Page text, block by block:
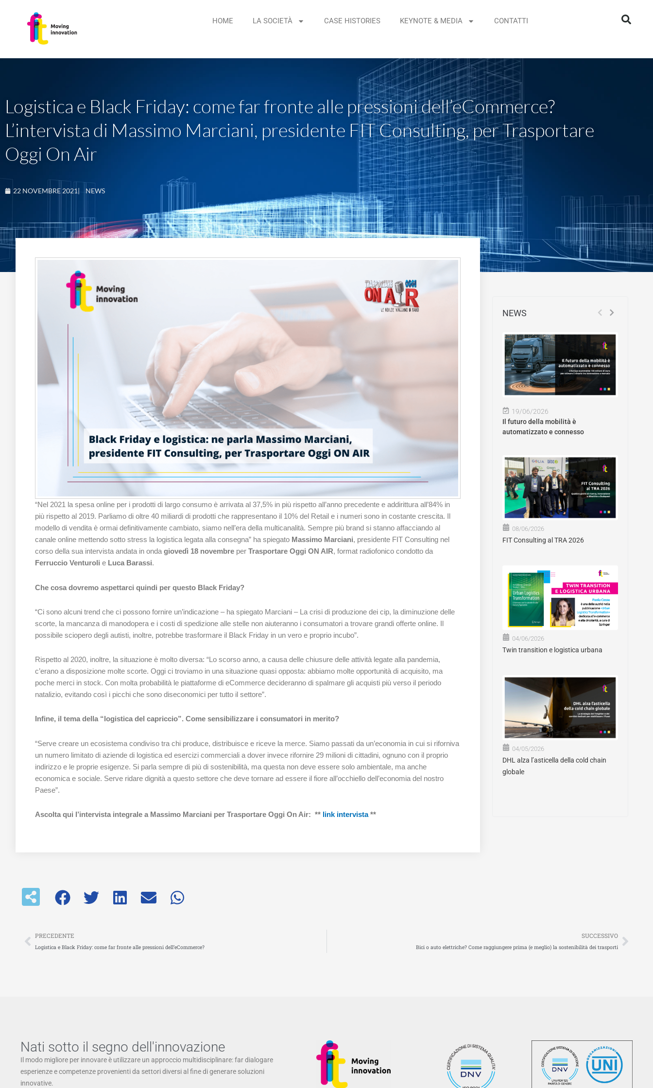
HOME LA SOCIETÀ CASE HISTORIES KEYNOTE & MEDIA CONTATTI
Logistica e Black Friday: come far fronte alle pressioni dell’eCommerce?
L’intervista di Massimo Marciani, presidente FIT Consulting, per Trasportare
Oggi On Air
22 NOVEMBRE 2021| NEWS
“Nel 2021 la spesa online per i prodotti di largo consumo è arrivata al 37,5% in più rispetto all’anno precedente e addirittura all’84% in
più rispetto al 2019. Parliamo di oltre 40 miliardi di prodotti che rappresentano il 10% del Retail e i numeri sono in costante crescita. Il
modello di vendita è ormai definitivamente cambiato, siamo nell’era della multicanalità. Sempre più brand si stanno affacciando al
canale online mettendo sotto stress la logistica legata alla consegna” ha spiegato Massimo Marciani, presidente FIT Consulting nel
corso della sua intervista andata in onda giovedì 18 novembre per Trasportare Oggi ON AIR, format radiofonico condotto da
Ferruccio Venturoli e Luca Barassi.
Che cosa dovremo aspettarci quindi per questo Black Friday?
“Ci sono alcuni trend che ci possono fornire un’indicazione – ha spiegato Marciani – La crisi di produzione dei cip, la diminuzione delle
scorte, la mancanza di manodopera e i costi di spedizione alle stelle non aiuteranno i consumatori a trovare grandi offerte online. Il
possibile sciopero degli autisti, inoltre, potrebbe trasformare il Black Friday in un vero e proprio incubo”.
Rispetto al 2020, inoltre, la situazione è molto diversa: “Lo scorso anno, a causa delle chiusure delle attività legate alla pandemia,
c’erano a disposizione molte scorte. Oggi ci troviamo in una situazione quasi opposta: abbiamo molte opportunità di acquisito, ma
poche merci in stock. Con molta probabilità le piattaforme di eCommerce decideranno di spalmare gli acquisti più verso il periodo
natalizio, evitando così i picchi che sono diseconomici per tutto il settore”.
Infine, il tema della “logistica del capriccio”. Come sensibilizzare i consumatori in merito?
“Serve creare un ecosistema condiviso tra chi produce, distribuisce e riceve la merce. Siamo passati da un’economia in cui si riforniva
un numero limitato di aziende di logistica ed esercizi commerciali a dover invece rifornire 29 milioni di cittadini, ognuno con il proprio
indirizzo e le proprie esigenze. Si parla sempre di più di sostenibilità, ma questa non deve essere solo ambientale, ma anche
economica e sociale. Serve ridare dignità a questo settore che deve tornare ad essere il fiore all’occhiello dell’economia del nostro
Paese”.
Ascolta qui l’intervista integrale a Massimo Marciani per Trasportare Oggi On Air: ** link intervista**
NEWS
19/06/2026
Il futuro della mobilità è
automatizzato e connesso
08/06/2026
FIT Consulting al TRA 2026
04/06/2026
Twin transition e logistica urbana
04/05/2026
DHL alza l’asticella della cold chain
globale
Precedente
PRECEDENTE
Logistica e Black Friday: come far fronte alle pressioni dell’eCommerce?
SUCCESSIVO
Bici o auto elettriche? Come raggiungere prima (e meglio) la sostenibilità dei trasporti
Nati sotto il segno dell'innovazione
Il modo migliore per innovare è utilizzare un approccio multidisciplinare: far dialogare
esperienze e competenze provenienti da settori diversi al fine di generare soluzioni
innovative.